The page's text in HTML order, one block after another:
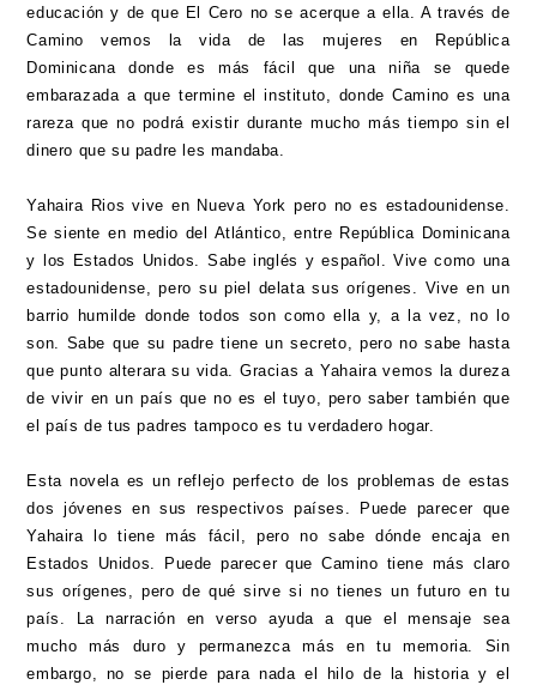
educación y de que El Cero no se acerque a ella. A través de
Camino vemos la vida de las mujeres en República
Dominicana donde es más fácil que una niña se quede
embarazada a que termine el instituto, donde Camino es una
rareza que no podrá existir durante mucho más tiempo sin el
dinero que su padre les mandaba.
Yahaira Rios vive en Nueva York pero no es estadounidense.
Se siente en medio del Atlántico, entre República Dominicana
y los Estados Unidos. Sabe inglés y español. Vive como una
estadounidense, pero su piel delata sus orígenes. Vive en un
barrio humilde donde todos son como ella y, a la vez, no lo
son. Sabe que su padre tiene un secreto, pero no sabe hasta
que punto alterara su vida. Gracias a Yahaira vemos la dureza
de vivir en un país que no es el tuyo, pero saber también que
el país de tus padres tampoco es tu verdadero hogar.
Esta novela es un reflejo perfecto de los problemas de estas
dos jóvenes en sus respectivos países. Puede parecer que
Yahaira lo tiene más fácil, pero no sabe dónde encaja en
Estados Unidos. Puede parecer que Camino tiene más claro
sus orígenes, pero de qué sirve si no tienes un futuro en tu
país. La narración en verso ayuda a que el mensaje sea
mucho más duro y permanezca más en tu memoria. Sin
embargo, no se pierde para nada el hilo de la historia y el